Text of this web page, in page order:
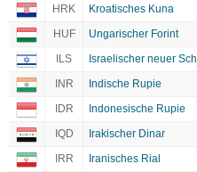
HRK
Kroatisches Kuna
HUF
Ungarischer Forint
ILS
Israelischer neuer
INR
Indische Rupie
IDR
Indonesische Rupie
IQD
Irakischer Dinar
IRR
Iranisches Rial